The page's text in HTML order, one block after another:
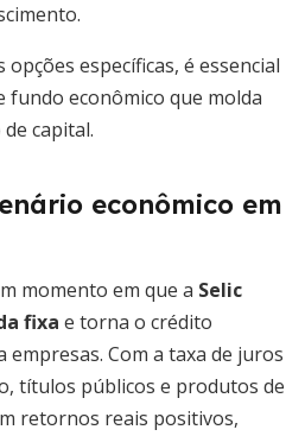
específicas, é essencial
fundo econômico que molda
capital.
econômico em
momento em que a Selic
fixa e torna o crédito
empresas. Com a taxa de juros
títulos públicos e produtos de
retornos reais positivos,